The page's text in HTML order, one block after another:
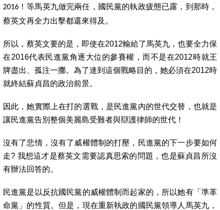
2016 ！等馬英九做完兩任 ， 國民黨的執政疲態已露 ， 到那時 ，
蔡英文再全力出擊都還來得及 。
所以，蔡英文要的是，即使在2012輸給了馬英九，也要全力保
在2016代表民進黨角逐大位的參賽權，而不是在2012時就王
牌盡出、孤注一擲。為了達到這個戰略目的，她必須在2012時
就終結蘇貞昌的政治前景。
因此 ，她實際上在打的選戰， 是民進黨內的世代交替 ， 也就是
讓民進黨告別整個美麗島受難者與辯護律師的世代 ！
沒有了悲情，沒有了威權體制的打壓，民進黨的下一步要如何
走? 我想這才是蔡英文需要認真思索的問題，也是蘇貞昌 所沒
有辦法回答的。
民進黨是以反抗國民黨的威權體制而起家的，所以她有「準革
命黨」的性質。但是，現在重新執政的國民黨領導人馬英九，